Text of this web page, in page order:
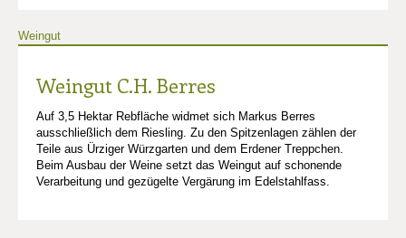
Weingut
Weingut C.H. Berres
Auf 3,5 Hektar Rebfläche widmet sich Markus Berres
ausschließlich dem Riesling. Zu den Spitzenlagen zählen der
Teile aus Ürziger Würzgarten und dem Erdener Treppchen.
Beim Ausbau der Weine setzt das Weingut auf schonende
Verarbeitung und gezügelte Vergärung im Edelstahlfass.